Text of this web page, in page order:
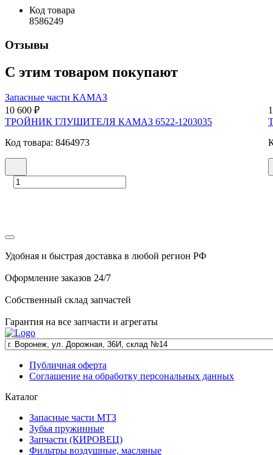
Код товара
8586249
Отзывы
С этим товаром покупают
Запасные части КАМАЗ
10 600 ₽
ТРОЙНИК ГЛУШИТЕЛЯ КАМАЗ 6522-1203035
Код товара: 8464973
Удобная и быстрая доставка в любой регион РФ
Оформление заказов 24/7
Собственный склад запчастей
Гарантия на все запчасти и агрегаты
Публичная оферта
Соглашение на обработку персональных данных
Каталог
Запасные части МТЗ
Зубья пружинные
Запчасти (КИРОВЕЦ)
Фильтры воздушные, масляные